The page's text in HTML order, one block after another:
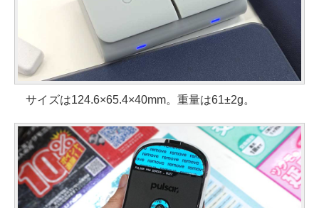
サイズは124.6×65.4×40mm。重量は61±2g。